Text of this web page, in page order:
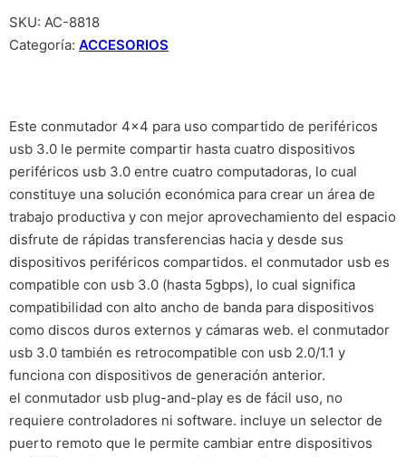
SKU: AC-8818
Categoría: ACCESORIOS
Este conmutador 4×4 para uso compartido de periféricos
usb 3.0 le permite compartir hasta cuatro dispositivos
periféricos usb 3.0 entre cuatro computadoras, lo cual
constituye una solución económica para crear un área de
trabajo productiva y con mejor aprovechamiento del espacio
disfrute de rápidas transferencias hacia y desde sus
dispositivos periféricos compartidos. el conmutador usb es
compatible con usb 3.0 (hasta 5gbps), lo cual significa
compatibilidad con alto ancho de banda para dispositivos
como discos duros externos y cámaras web. el conmutador
usb 3.0 también es retrocompatible con usb 2.0/1.1 y
funciona con dispositivos de generación anterior.
el conmutador usb plug-and-play es de fácil uso, no
requiere controladores ni software. incluye un selector de
puerto remoto que le permite cambiar entre dispositivos